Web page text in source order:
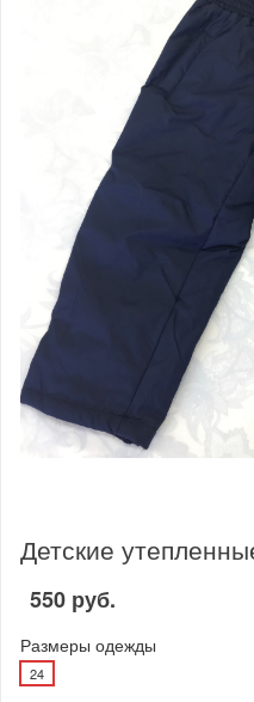
Детские
550 руб.
Размеры одежды
24